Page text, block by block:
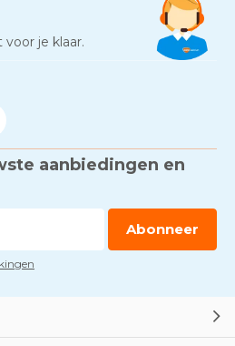
je klaar.
aanbiedingen en
Abonneer